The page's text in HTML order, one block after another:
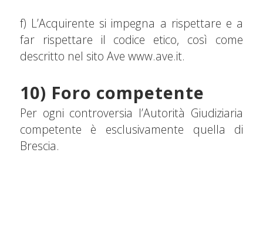
f) L’Acquirente si impegna a rispettare e a
far rispettare il codice etico, così come
descritto nel sito Ave www.ave.it.
10) Foro competente
Per ogni controversia l’Autorità Giudiziaria
competente è esclusivamente quella di
Brescia.